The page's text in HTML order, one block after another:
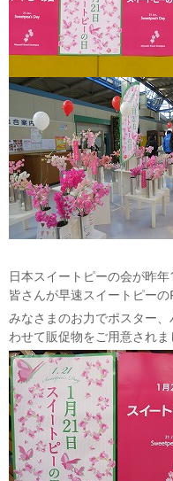
日本スイートピーの会が昨
皆さんが早速スイートピーの
みなさまのお力でポスター
わせて販促物をご用意されま